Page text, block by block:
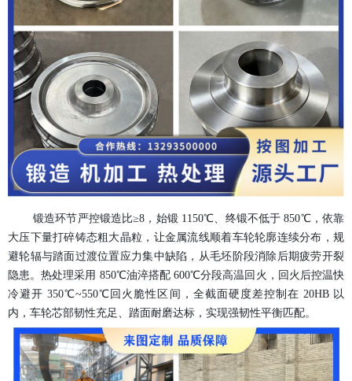
锻造环节严控锻造比≥8，始锻 1150℃、终锻不低于 850℃，依靠
大压下量打碎铸态粗大晶粒，让金属流线顺着车轮轮廓连续分布，规
避轮辐与踏面过渡位置应力集中缺陷，从毛坯阶段消除后期疲劳开裂
隐患。热处理采用 850℃油淬搭配 600℃分段高温回火，回火后控温快
冷避开 350℃~550℃回火脆性区间，全截面硬度差控制在 20HB 以
内，车轮芯部韧性充足、踏面耐磨达标，实现强韧性平衡匹配。